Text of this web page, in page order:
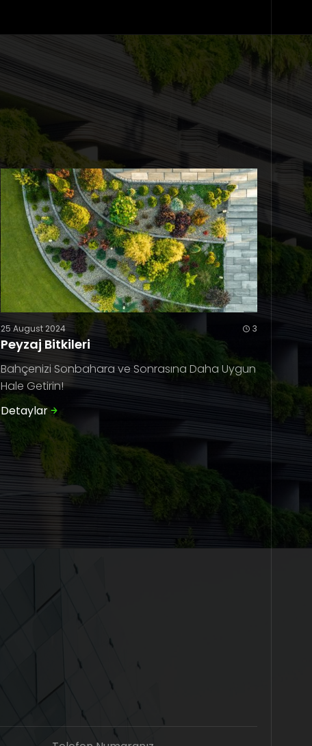
25 August 2024 3
Peyzaj Bitkileri
Bahçenizi Sonbahara ve Sonrasına Daha Uygun
Hale Getirin!
Detaylar